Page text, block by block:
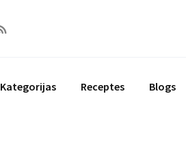
Kategorijas Receptes Blogs